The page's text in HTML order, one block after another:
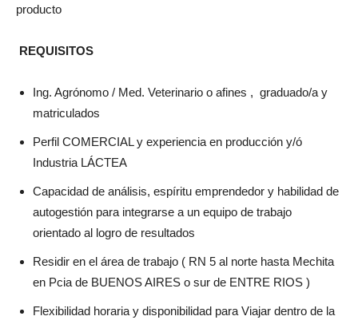
producto
REQUISITOS
Ing. Agrónomo / Med. Veterinario o afines , graduado/a y
matriculados
Perfil COMERCIAL y experiencia en producción y/ó
Industria LÁCTEA
Capacidad de análisis, espíritu emprendedor y habilidad de
autogestión para integrarse a un equipo de trabajo
orientado al logro de resultados
Residir en el área de trabajo ( RN 5 al norte hasta Mechita
en Pcia de BUENOS AIRES o sur de ENTRE RIOS )
Flexibilidad horaria y disponibilidad para Viajar dentro de la